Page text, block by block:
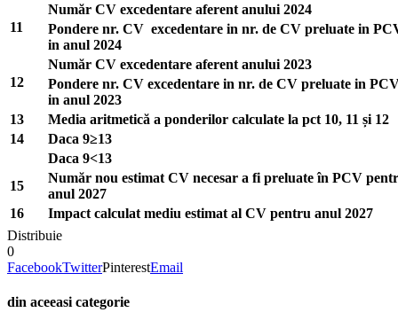
11
Număr CV excedentare aferent anului 2024
Pondere nr. CV excedentare in nr. de CV preluate in
in anul 2024
12
Număr CV excedentare aferent anului 2023
Pondere nr. CV excedentare in nr. de CV preluate in
in anul 2023
13
Media aritmetică a ponderilor calculate la pct 10, 11 și 12
14
Daca 9≥13
Daca 9<13
15
Număr nou estimat CV necesar a fi preluate în PCV
anul 2027
16
Impact calculat mediu estimat al CV pentru anul 2027
Distribuie
0
FacebookTwitterPinterestEmail
din aceeasi categorie